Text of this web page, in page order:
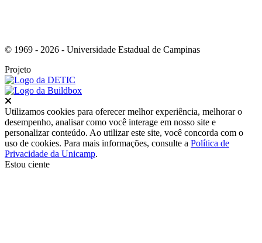
© 1969 - 2026 - Universidade Estadual de Campinas
Projeto
Utilizamos cookies para oferecer melhor experiência, melhorar o
desempenho, analisar como você interage em nosso site e
personalizar conteúdo. Ao utilizar este site, você concorda com o
uso de cookies. Para mais informações, consulte a Política de
Privacidade da Unicamp.
Estou ciente